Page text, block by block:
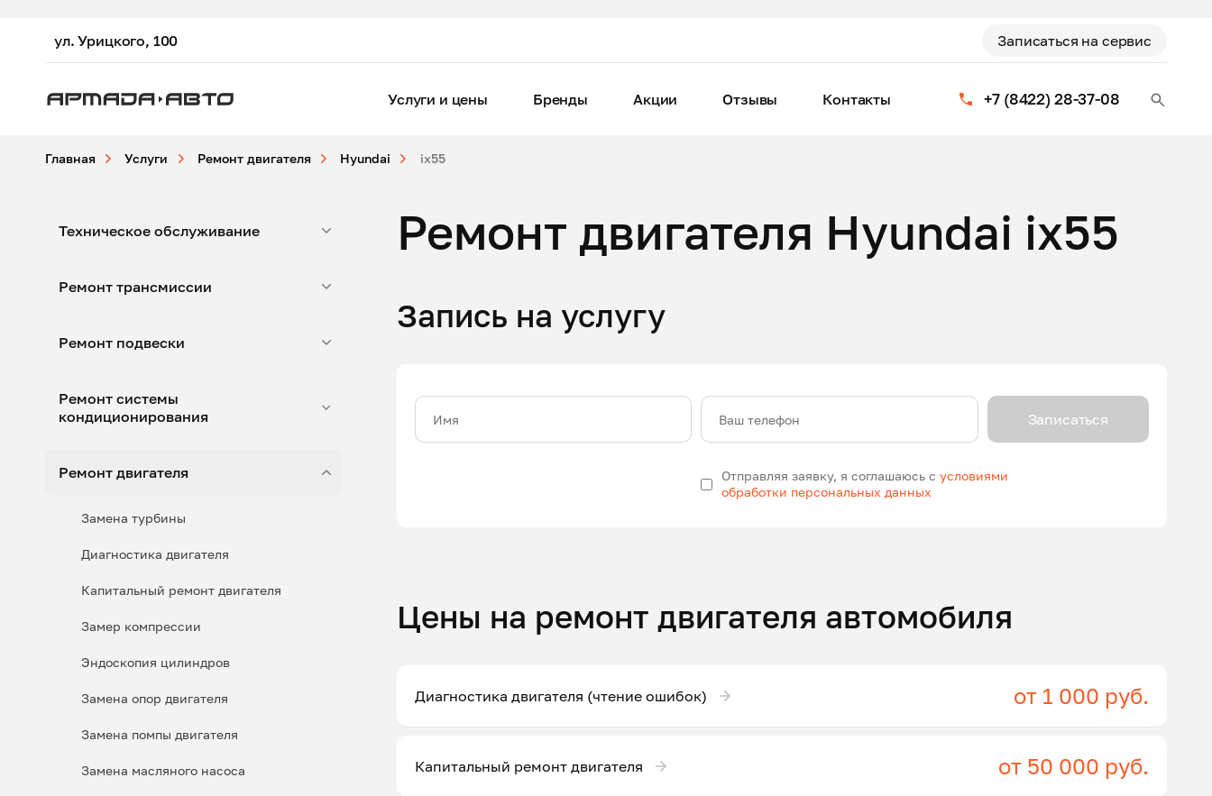
ул. Урицкого, 100 Записаться на сервис
+7 (8422) 28-37-08
Услуги и цены Бренды Акции Отзывы Контакты
Главная Услуги Ремонт двигателя Hyundai ix55
Техническое обслуживание
Ремонт трансмиссии
Ремонт подвески
Ремонт системы
кондиционирования
Ремонт двигателя
Замена турбины
Диагностика двигателя
Капитальный ремонт двигателя
Замер компрессии
Эндоскопия цилиндров
Замена опор двигателя
Замена помпы двигателя
Замена масляного насоса
Ремонт двигателя Hyundai ix55
Запись на услугу
Имя Ваш телефон
Отправляя заявку, я соглашаюсь сусловиями
обработки персональных данных
Записаться
Цены на ремонт двигателя автомобиля
Диагностика двигателя (чтение ошибок) от 1 000 руб.
Капитальный ремонт двигателя от 50 000 руб.